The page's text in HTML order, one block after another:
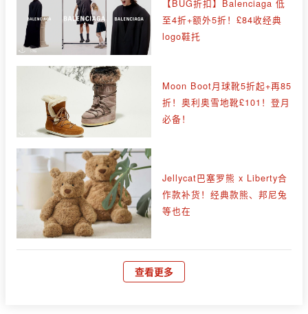
【BUG折扣】Balenciaga 低
至4折+额外5折！£84收经典
logo鞋托
Moon Boot月球靴5折起+再85
折！奥利奥雪地靴£101！登月
必备！
Jellycat巴塞罗熊 x Liberty合
作款补货！经典款熊、邦尼兔
等也在
查看更多